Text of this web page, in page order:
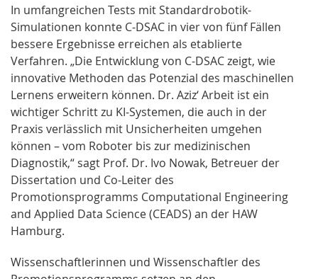
In umfangreichen Tests mit Standardrobotik-
Simulationen konnte C-DSAC in vier von fünf Fällen
bessere Ergebnisse erreichen als etablierte
Verfahren. „Die Entwicklung von C-DSAC zeigt, wie
innovative Methoden das Potenzial des maschinellen
Lernens erweitern können. Dr. Aziz‘ Arbeit ist ein
wichtiger Schritt zu KI-Systemen, die auch in der
Praxis verlässlich mit Unsicherheiten umgehen
können – vom Roboter bis zur medizinischen
Diagnostik,“ sagt Prof. Dr. Ivo Nowak, Betreuer der
Dissertation und Co-Leiter des
Promotionsprogramms Computational Engineering
and Applied Data Science (CEADS) an der HAW
Hamburg.
Wissenschaftlerinnen und Wissenschaftler des